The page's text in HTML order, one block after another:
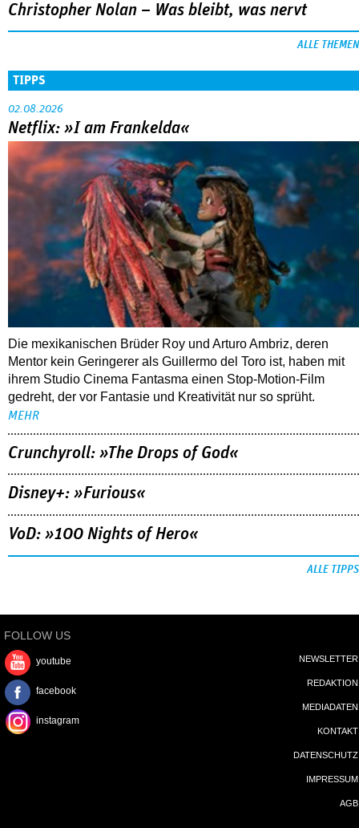
Christopher Nolan – Was bleibt, was nervt
ALLE THEMEN
TIPPS
02.08.2026
Netflix: »I am Frankelda«
Die mexikanischen Brüder Roy und Arturo Ambriz, deren
Mentor kein Geringerer als Guillermo del Toro ist, haben mit
ihrem Studio Cinema Fantasma einen Stop-Motion-Film
gedreht, der vor Fantasie und Kreativität nur so sprüht.
MEHR
Crunchyroll: »The Drops of God«
Disney+: »Furious«
VoD: »100 Nights of Hero«
ALLE TIPPS
FOLLOW US
youtube
facebook
instagram
NEWSLETTER
REDAKTION
MEDIADATEN
KONTAKT
DATENSCHUTZ
IMPRESSUM
AGB